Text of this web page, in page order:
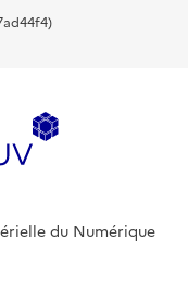
du Numérique